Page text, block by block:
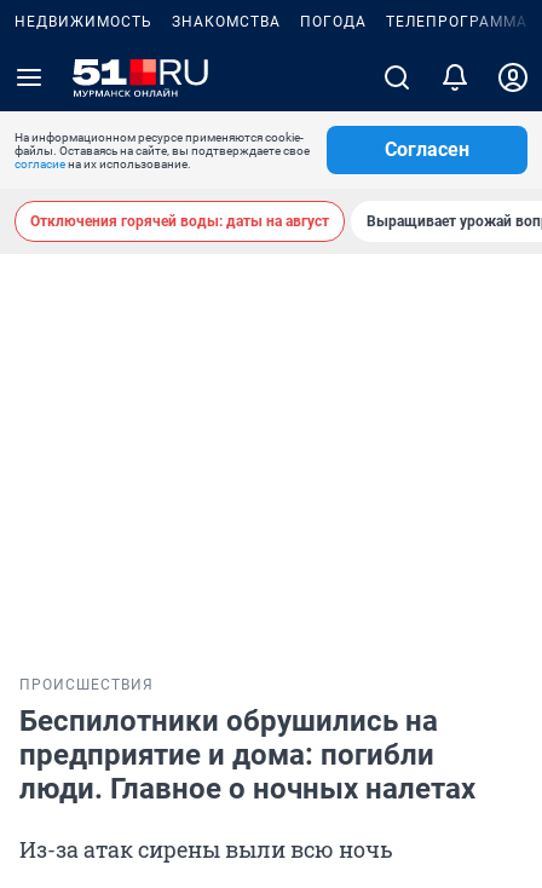
НЕДВИЖИМОСТЬ ЗНАКОМСТВА ПОГОДА ТЕЛЕПРОГРАММА
На информационном ресурсе применяются cookie-
файлы. Оставаясь на сайте, вы подтверждаете свое
согласиена их использование.
Согласен
Отключения горячей воды: даты на август Выращивает урожай
ПРОИСШЕСТВИЯ
Беспилотники обрушились на
предприятие и дома: погибли
люди. Главное о ночных налетах
Из-за атак сирены выли всю ночь